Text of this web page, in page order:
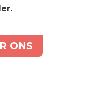
ONS